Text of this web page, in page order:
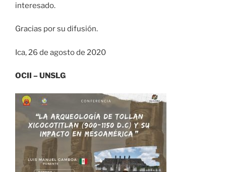
interesado.
Gracias por su difusión.
Ica, 26 de agosto de 2020
OCII – UNSLG